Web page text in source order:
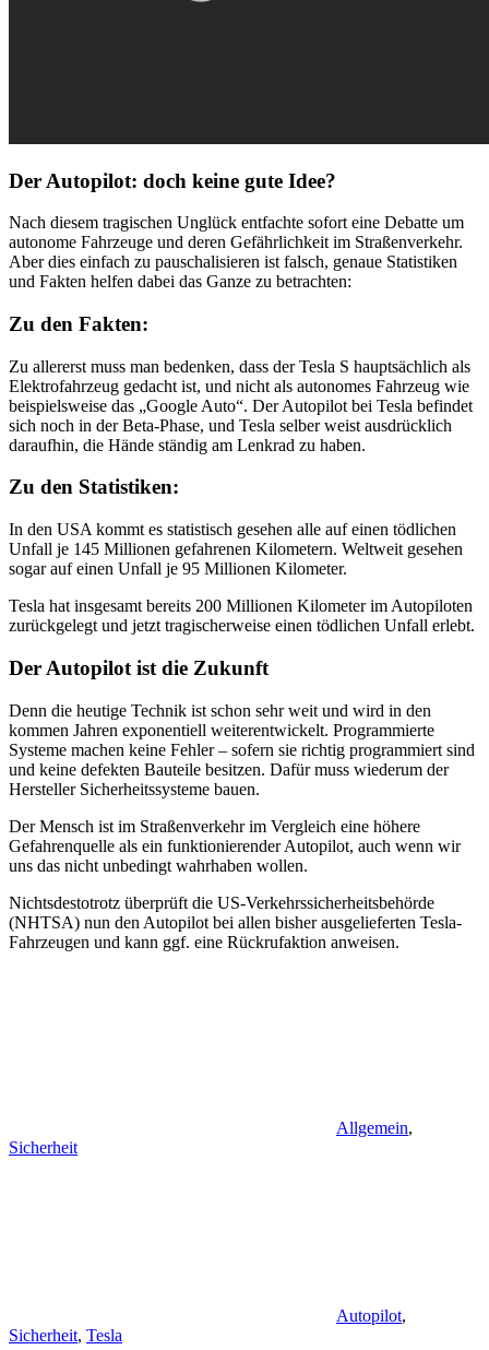
Der Autopilot: doch keine gute Idee?
Nach diesem tragischen Unglück entfachte sofort eine Debatte um
autonome Fahrzeuge und deren Gefährlichkeit im Straßenverkehr.
Aber dies einfach zu pauschalisieren ist falsch, genaue Statistiken
und Fakten helfen dabei das Ganze zu betrachten:
Zu den Fakten:
Zu allererst muss man bedenken, dass der Tesla S hauptsächlich als
Elektrofahrzeug gedacht ist, und nicht als autonomes Fahrzeug wie
beispielsweise das „Google Auto“. Der Autopilot bei Tesla befindet
sich noch in der Beta-Phase, und Tesla selber weist ausdrücklich
daraufhin, die Hände ständig am Lenkrad zu haben.
Zu den Statistiken:
In den USA kommt es statistisch gesehen alle auf einen tödlichen
Unfall je 145 Millionen gefahrenen Kilometern. Weltweit gesehen
sogar auf einen Unfall je 95 Millionen Kilometer.
Tesla hat insgesamt bereits 200 Millionen Kilometer im Autopiloten
zurückgelegt und jetzt tragischerweise einen tödlichen Unfall erlebt.
Der Autopilot ist die Zukunft
Denn die heutige Technik ist schon sehr weit und wird in den
kommen Jahren exponentiell weiterentwickelt. Programmierte
Systeme machen keine Fehler – sofern sie richtig programmiert sind
und keine defekten Bauteile besitzen. Dafür muss wiederum der
Hersteller Sicherheitssysteme bauen.
Der Mensch ist im Straßenverkehr im Vergleich eine höhere
Gefahrenquelle als ein funktionierender Autopilot, auch wenn wir
uns das nicht unbedingt wahrhaben wollen.
Nichtsdestotrotz überprüft die US-Verkehrssicherheitsbehörde
(NHTSA) nun den Autopilot bei allen bisher ausgelieferten Tesla-
Fahrzeugen und kann ggf. eine Rückrufaktion anweisen.
Allgemein,
Sicherheit
Autopilot,
Sicherheit, Tesla